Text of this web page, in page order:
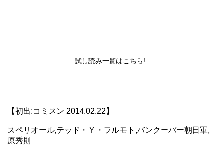
試し読み一覧はこちら!
【初出:コミスン 2014.02.22】
スペリオール,テッド・Ｙ・フルモト,バンクーバー朝日軍,
原秀則